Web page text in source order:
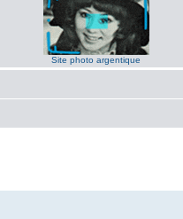
Site photo argentique